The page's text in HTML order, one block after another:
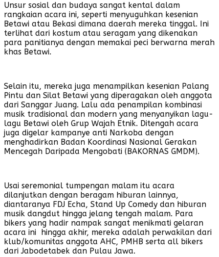
Unsur sosial dan budaya sangat kental dalam
rangkaian acara ini, seperti menyuguhkan kesenian
Betawi atau Bekasi dimana daerah mereka tinggal. Ini
terlihat dari kostum atau seragam yang dikenakan
para panitianya dengan memakai peci berwarna merah
khas Betawi.
Selain itu, mereka juga menampilkan kesenian Palang
Pintu dan Silat Betawi yang diperagakan oleh anggota
dari Sanggar Juang. Lalu ada penampilan kombinasi
musik tradisional dan modern yang menyanyikan lagu-
lagu Betawi oleh Grup Wajah Etnik. Ditengah acara
juga digelar kampanye anti Narkoba dengan
menghadirkan Badan Koordinasi Nasional Gerakan
Mencegah Daripada Mengobati (BAKORNAS GMDM).
Usai seremonial tumpengan malam itu acara
dilanjutkan dengan beragam hiburan lainnya,
diantaranya FDJ Echa, Stand Up Comedy dan hiburan
musik dangdut hingga jelang tengah malam. Para
bikers yang hadir nampak sangat menikmati gelaran
acara ini hingga akhir, mereka adalah perwakilan dari
klub/komunitas anggota AHC, PMHB serta all bikers
dari Jabodetabek dan Pulau Jawa.